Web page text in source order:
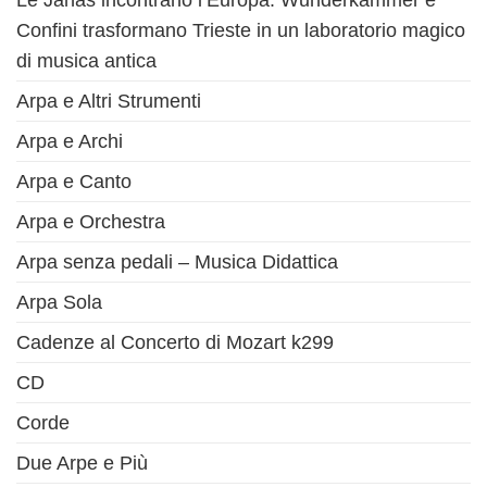
Confini trasformano Trieste in un laboratorio magico
di musica antica
Arpa e Altri Strumenti
Arpa e Archi
Arpa e Canto
Arpa e Orchestra
Arpa senza pedali – Musica Didattica
Arpa Sola
Cadenze al Concerto di Mozart k299
CD
Corde
Due Arpe e Più